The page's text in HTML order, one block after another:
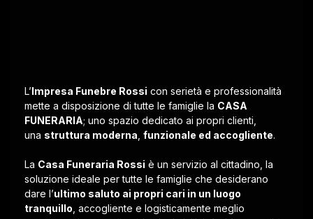
L’Impresa Funebre Rossi con serietà e professionalità
mette a disposizione di tutte le famiglie la CASA
FUNERARIA; uno spazio dedicato ai propri clienti,
una struttura moderna funzionale ed accogliente.
La Casa Funeraria Rossi è un servizio al cittadino, la
soluzione ideale per tutte le famiglie che desiderano
dare l’ultimo saluto ai propri cari in un luogo
tranquillo , accogliente e logisticamente meglio